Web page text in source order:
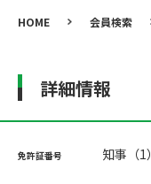
HOME 会員検索
詳細情報
免許証番号 知事（1